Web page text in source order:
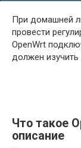
При домашней
провести
OpenWrt
должен изучить
Что такое
описание